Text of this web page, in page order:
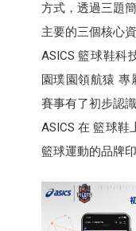
方式，透過三題
主要的三個核心
ASICS 籃球鞋科
園璞園領航猿
賽事有了初步認
ASICS 在 籃球鞋
籃球運動的品牌印